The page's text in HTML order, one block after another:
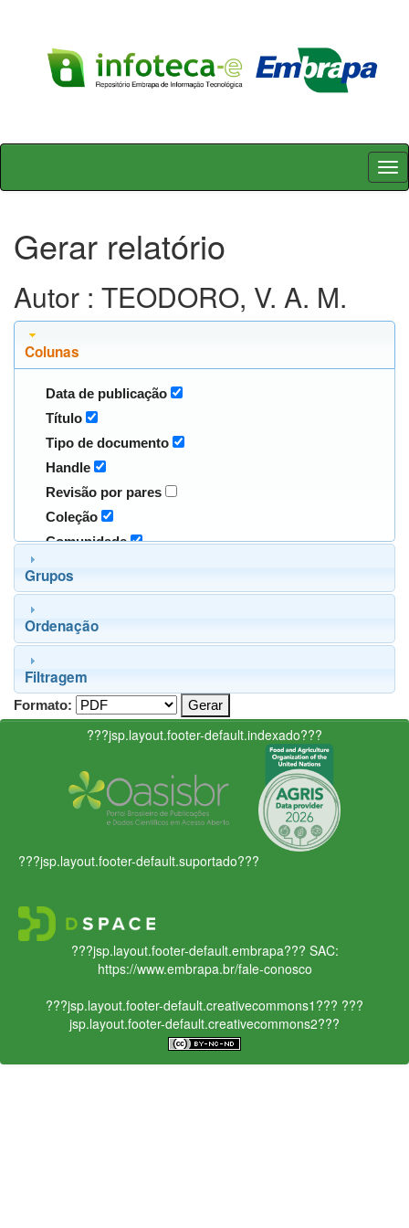
Skip
Gerar relatório
Autor : TEODORO, V. A. M.
Colunas
Data de publicação
Título
Tipo de documento
Handle
Revisão por pares
Coleção
Comunidade
Grupos
Ordenação
Filtragem
Formato:
???jsp.layout.footer-default.indexado???
???jsp.layout.footer-default.suportado???
???jsp.layout.footer-default.embrapa??? SAC:
https://www.embrapa.br/fale-conosco
???jsp.layout.footer-default.creativecommons1??? ???
jsp.layout.footer-default.creativecommons2???